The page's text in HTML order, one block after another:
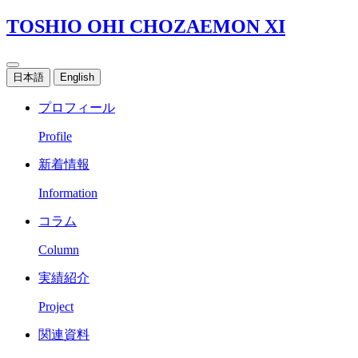
TOSHIO OHI CHOZAEMON XI
日本語 English
プロフィール
Profile
新着情報
Information
コラム
Column
実績紹介
Project
関連資料